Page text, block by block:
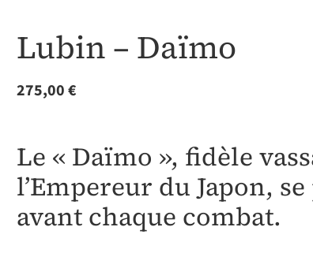
Lubin – Daïmo
275,00€
Le « Daïmo », fidèle
l’Empereur du Japon,
avant chaque combat.